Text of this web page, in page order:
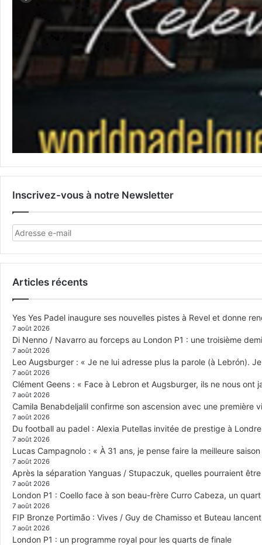
Inscrivez-vous à notre Newsletter
Articles récents
Yes Yes Padel inaugure ses nouvelles pistes à Revel et donne
7 août 2026
Di Nenno / Navarro au forceps au London P1 : une troisième
7 août 2026
Leo Augsburger : « Je ne lui adresse plus la parole (à Lebrón).
7 août 2026
Clément Geens : « Face à Lebron et Augsburger, ils ne nous ont
7 août 2026
Camila Benabdeljalil confirme son ascension avec une première
7 août 2026
Du football au padel : Alexia Putellas invitée de prestige à
7 août 2026
Lucas Campagnolo : « À 31 ans, je pense faire la meilleure
7 août 2026
Après la séparation Yanguas / Stupaczuk, quelles pourraient
7 août 2026
London P1 : Coello face à son beau-frère Curro Cabeza, un
7 août 2026
FIP Bronze Portimão : Vives / Guy de Chamisso et Buteau
7 août 2026
London P1 : un programme royal pour les quarts de finale